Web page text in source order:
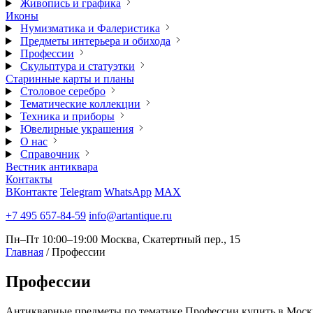
Живопись и графика
Иконы
Нумизматика и Фалеристика
Предметы интерьера и обихода
Профессии
Скульптура и статуэтки
Старинные карты и планы
Столовое серебро
Тематические коллекции
Техника и приборы
Ювелирные украшения
О нас
Справочник
Вестник антиквара
Контакты
ВКонтакте Telegram WhatsApp MAX
+7 495 657-84-59 info@artantique.ru
Пн–Пт 10:00–19:00 Москва, Скатертный пер., 15
Главная / Профессии
Профессии